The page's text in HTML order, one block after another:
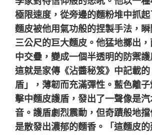
極限速度，從旁邊的麵粉堆中抓起
麵皮被他用氣功般的捏製手法，
三公尺的巨大麵皮。他猛地擲出
中交疊，變成一個半透明的防禦
這就是家傳《沾醬秘笈》中記載
盾」，薄韌而充滿彈性。藍色離
擊中麵皮護盾，發出了一聲像是
音。護盾劇烈震動，但奇蹟般地
是散發出濃郁的麵香。「這麵皮